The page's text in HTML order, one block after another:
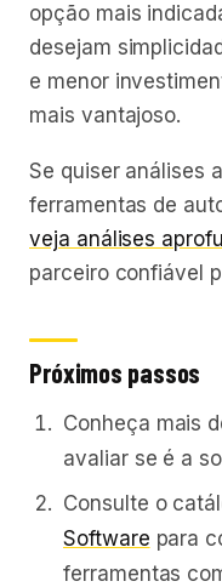
opção mais
desejam
e menor
mais vantajoso.
Se quiser análises
ferramentas de
veja análises
parceiro confiável
Próximos passos
Conheça mais
avaliar se é a
Consulte o
Software para
ferramentas